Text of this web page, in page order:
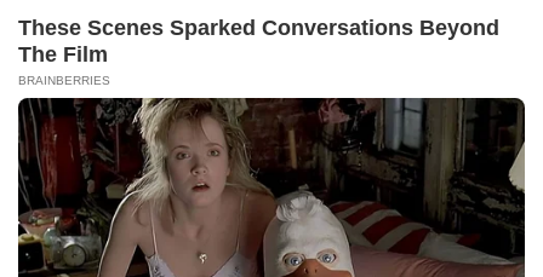
Гороскоп
Гуманітарні науки
Дієти та схуднення
Дім